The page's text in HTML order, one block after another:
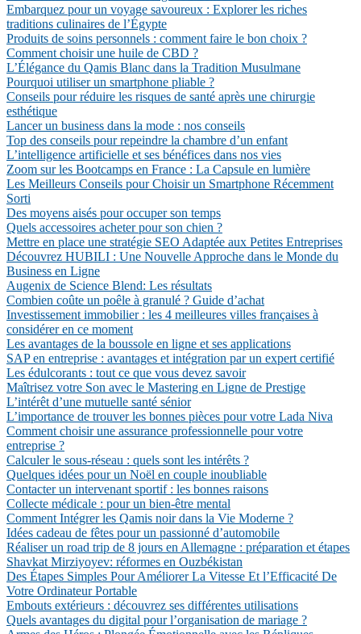
Embarquez pour un voyage savoureux : Explorer les riches
traditions culinaires de l’Égypte
Produits de soins personnels : comment faire le bon choix ?
Comment choisir une huile de CBD ?
L’Élégance du Qamis Blanc dans la Tradition Musulmane
Pourquoi utiliser un smartphone pliable ?
Conseils pour réduire les risques de santé après une chirurgie
esthétique
Lancer un business dans la mode : nos conseils
Top des conseils pour repeindre la chambre d’un enfant
L’intelligence artificielle et ses bénéfices dans nos vies
Zoom sur les Bootcamps en France : La Capsule en lumière
Les Meilleurs Conseils pour Choisir un Smartphone Récemment
Sorti
Des moyens aisés pour occuper son temps
Quels accessoires acheter pour son chien ?
Mettre en place une stratégie SEO Adaptée aux Petites Entreprises
Découvrez HUBILI : Une Nouvelle Approche dans le Monde du
Business en Ligne
Augenix de Science Blend: Les résultats
Combien coûte un poêle à granulé ? Guide d’achat
Investissement immobilier : les 4 meilleures villes françaises à
considérer en ce moment
Les avantages de la boussole en ligne et ses applications
SAP en entreprise : avantages et intégration par un expert certifié
Les édulcorants : tout ce que vous devez savoir
Maîtrisez votre Son avec le Mastering en Ligne de Prestige
L’intérêt d’une mutuelle santé sénior
L’importance de trouver les bonnes pièces pour votre Lada Niva
Comment choisir une assurance professionnelle pour votre
entreprise ?
Calculer le sous-réseau : quels sont les intérêts ?
Quelques idées pour un Noël en couple inoubliable
Contacter un intervenant sportif : les bonnes raisons
Collecte médicale : pour un bien-être mental
Comment Intégrer les Qamis noir dans la Vie Moderne ?
Idées cadeau de fêtes pour un passionné d’automobile
Réaliser un road trip de 8 jours en Allemagne : préparation et étapes
Shavkat Mirziyoyev: réformes en Ouzbékistan
Des Étapes Simples Pour Améliorer La Vitesse Et l’Efficacité De
Votre Ordinateur Portable
Embouts extérieurs : découvrez ses différentes utilisations
Quels avantages du digital pour l’organisation de mariage ?